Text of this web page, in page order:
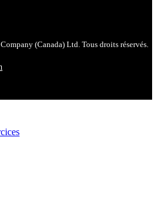
(Canada) Ltd. Tous droits réservés.